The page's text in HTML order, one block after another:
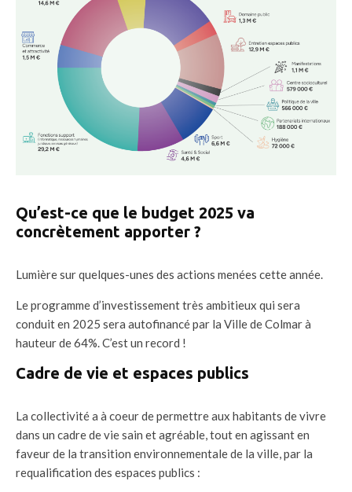
Qu’est-ce que le budget 2025 va
concrètement apporter ?
Lumière sur quelques-unes des actions menées cette année.
Le programme d’investissement très ambitieux qui sera
conduit en 2025 sera autofinancé par la Ville de Colmar à
hauteur de 64%. C’est un record !
Cadre de vie et espaces publics
La collectivité a à coeur de permettre aux habitants de vivre
dans un cadre de vie sain et agréable, tout en agissant en
faveur de la transition environnementale de la ville, par la
requalification des espaces publics :